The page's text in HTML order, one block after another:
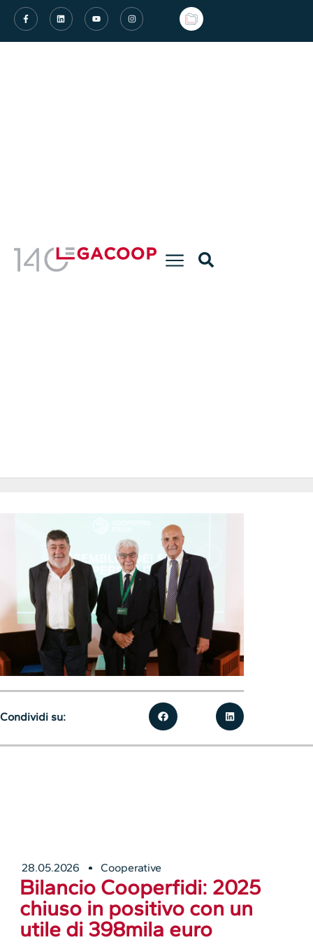
28.05.2026 Cooperative
Bilancio Cooperfidi: 2025
chiuso in positivo con un
utile di 398mila euro
Condividi su: